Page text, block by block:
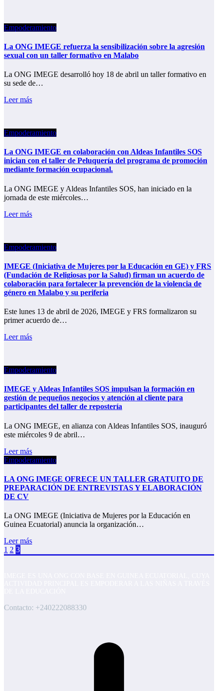
Empoderamiento
La ONG IMEGE refuerza la sensibilización sobre la agresión
sexual con un taller formativo en Malabo
La ONG IMEGE desarrolló hoy 18 de abril un taller formativo en
su sede de…
Leer más
Empoderamiento
La ONG IMEGE en colaboración con Aldeas Infantiles SOS
inician con el taller de Peluquería del programa de promoción
mediante formación ocupacional.
La ONG IMEGE y Aldeas Infantiles SOS, han iniciado en la
jornada de este miércoles…
Leer más
Empoderamiento
IMEGE (Iniciativa de Mujeres por la Educación en GE) y FRS
(Fundación de Religiosas por la Salud) firman un acuerdo de
colaboración para fortalecer la prevención de la violencia de
género en Malabo y su periferia
Este lunes 13 de abril de 2026, IMEGE y FRS formalizaron su
primer acuerdo de…
Leer más
Empoderamiento
IMEGE y Aldeas Infantiles SOS impulsan la formación en
gestión de pequeños negocios y atención al cliente para
participantes del taller de repostería
La ONG IMEGE, en alianza con Aldeas Infantiles SOS, inauguró
este miércoles 9 de abril…
Leer más
Empoderamiento
LA ONG IMEGE OFRECE UN TALLER GRATUITO DE
PREPARACIÓN DE ENTREVISTAS Y ELABORACIÓN
DE CV
La ONG IMEGE (Iniciativa de Mujeres por la Educación en
Guinea Ecuatorial) anuncia la organización…
Leer más
Paginación
1 2 3
Contacto: +240222088330